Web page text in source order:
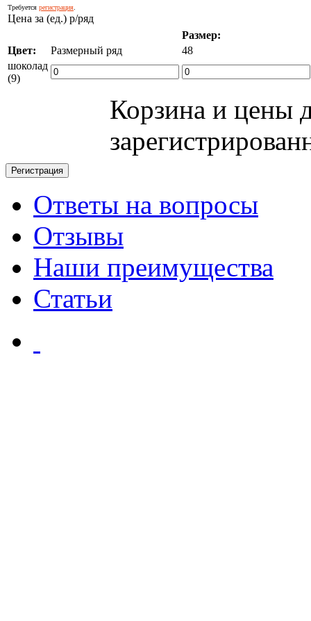
Требуется регистрация
Цена за (ед.) р/ряд
Размер:
Цвет:
Размерный ряд
48
шоколад
(9)
Корзина и цены
Ответы на вопросы
Отзывы
Наши преимущества
Статьи